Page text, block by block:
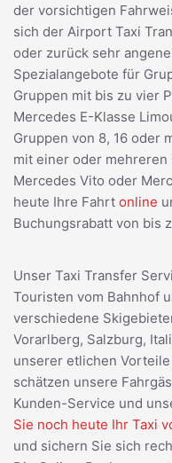
der vorsichtigen
sich der Airport Taxi
oder zurück sehr
Spezialangebote für
Gruppen mit bis zu vier
Mercedes E-Klasse
Gruppen von 8, 16 oder
mit einer oder mehreren
Mercedes Vito oder
heute Ihre Fahrt online
Buchungsrabatt von bis
Unser Taxi Transfer
Touristen vom Bahnhof
verschiedene
Vorarlberg, Salzburg,
unserer etlichen
schätzen unsere
Kunden-Service und
Sie noch heute Ihr Taxi
und sichern Sie sich